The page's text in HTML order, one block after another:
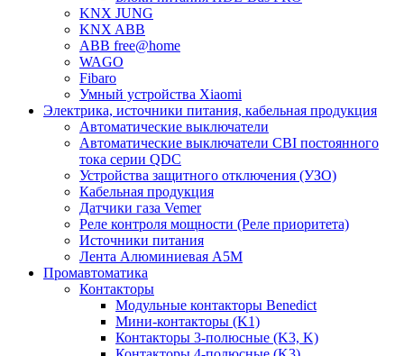
KNX JUNG
KNX ABB
ABB free@home
WAGO
Fibaro
Умный устройства Xiaomi
Электрика, источники питания, кабельная продукция
Автоматические выключатели
Автоматические выключатели CBI постоянного
тока серии QDC
Устройства защитного отключения (УЗО)
Кабельная продукция
Датчики газа Vemer
Реле контроля мощности (Реле приоритета)
Источники питания
Лента Алюминиевая А5М
Промавтоматика
Контакторы
Модульные контакторы Benedict
Мини-контакторы (K1)
Контакторы 3-полюсные (K3, K)